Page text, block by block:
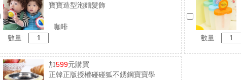
寶寶造型泡麵髮飾
咖啡
數量:
數量:
加599元購買
正韓正版授權碰碰狐不銹鋼寶寶學